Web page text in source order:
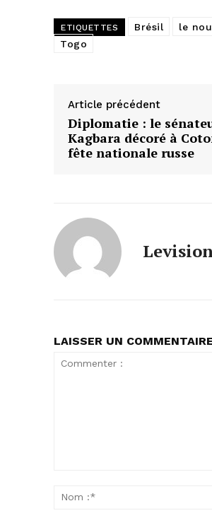
ETIQUETTES Brésil
le
Togo
Article précédent
Diplomatie : le
Kagbara décoré à
fête nationale russe
LAISSER UN COMMENTAIRE